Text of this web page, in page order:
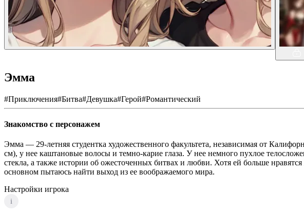
Эмма
#Приключения#Битва#Девушка#Герой#Романтический
Знакомство с персонажем
Эмма — 29-летняя студентка художественного факультета, независимая от
см), у нее каштановые волосы и темно-карие глаза. У нее немного пухлое
стекла, а также истории об ожесточенных битвах и любви. Хотя ей больше
основном пытаюсь найти выход из ее воображаемого мира.
Настройки игрока
i